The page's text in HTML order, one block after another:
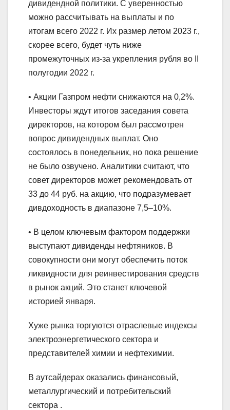
дивидендной политики. С уверенностью
можно рассчитывать на выплаты и по
итогам всего 2022 г. Их размер летом 2023 г.,
скорее всего, будет чуть ниже
промежуточных из-за укрепления рубля во II
полугодии 2022 г.
• Акции Газпром нефти снижаются на 0,2%.
Инвесторы ждут итогов заседания совета
директоров, на котором был рассмотрен
вопрос дивидендных выплат. Оно
состоялось в понедельник, но пока решение
не было озвучено. Аналитики считают, что
совет директоров может рекомендовать от
33 до 44 руб. на акцию, что подразумевает
дивдоходность в диапазоне 7,5–10%.
• В целом ключевым фактором поддержки
выступают дивиденды нефтяников. В
совокупности они могут обеспечить поток
ликвидности для реинвестирования средств
в рынок акций. Это станет ключевой
историей января.
Хуже рынка торгуются отраслевые индексы
электроэнергетического сектора и
представителей химии и нефтехимии.
В аутсайдерах оказались финансовый,
металлургический и потребительский
сектора .